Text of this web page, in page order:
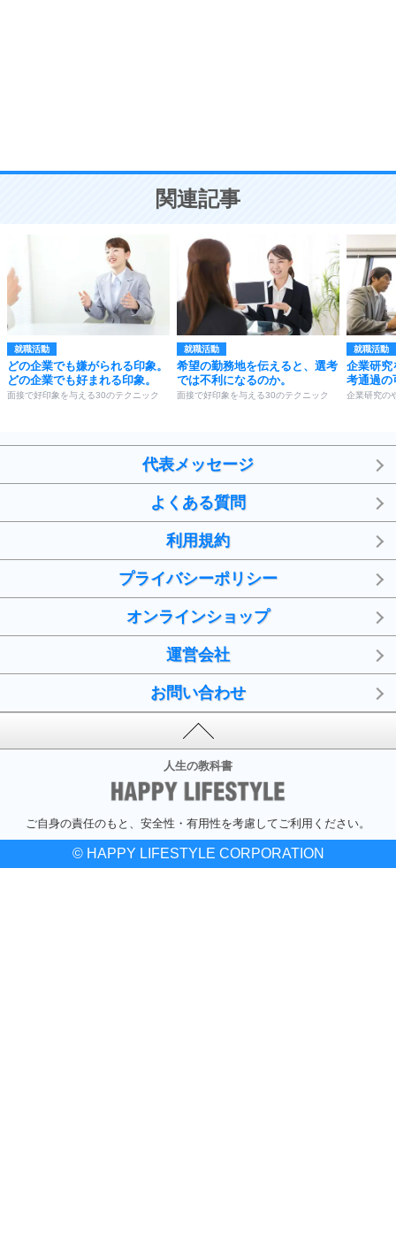
ことが大切。
関連記事
就職活動
どの企業でも嫌がられる印象。
どの企業でも好まれる印象。
面接で好印象を与える30のテクニック
就職活動
希望の勤務地を伝えると、選考
では不利になるのか。
面接で好印象を与える30のテクニック
就職活動
企業研究
考通過の
企業研究の
代表メッセージ
よくある質問
利用規約
プライバシーポリシー
オンラインショップ
運営会社
お問い合わせ
人生の教科書
ご自身の責任のもと、安全性・有用性を考慮してご利用ください。
© HAPPY LIFESTYLE CORPORATION